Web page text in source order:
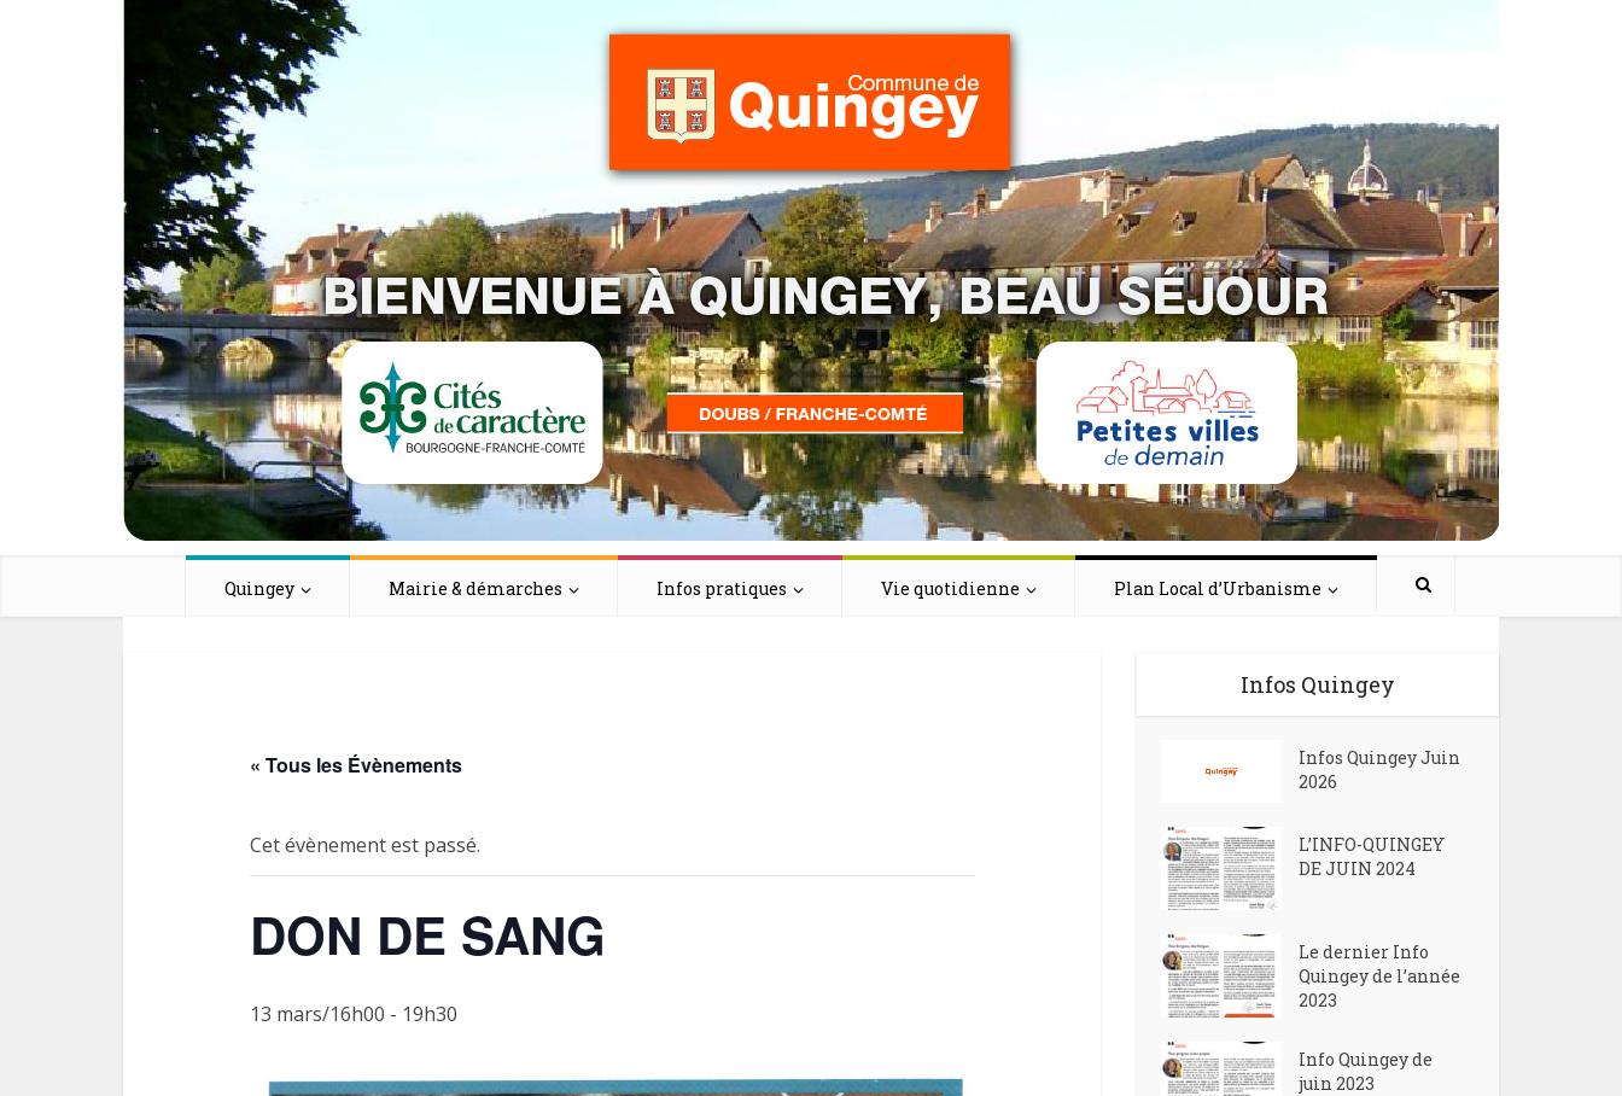
Quingey Mairie & démarches Infos pratiques Vie quotidienne Plan Local d’Urbanisme
« Tous les Évènements
Cet évènement est passé.
DON DE SANG
13 mars/16h00 - 19h30
Infos Quingey
Infos Quingey Juin
2026
L’INFO-QUINGEY
DE JUIN 2024
Le dernier Info
Quingey de l’année
2023
Info Quingey de
juin 2023